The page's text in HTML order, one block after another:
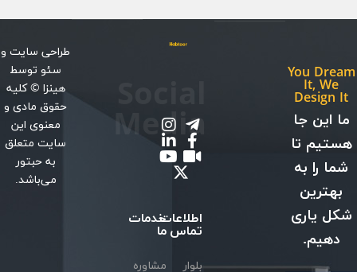
You Dream
It, We
Design It
ما این جا
هستیم تا
شما را به
بهترین
شکل یاری
دهیم.
اطلاعات
تماس
بلوار
Media
خدمات
ما
مشاوره
طراحی سایتو
سئوتوسط
هینزا © کلیه
حقوق مادی و
معنوی این
سایت متعلق
به حبتور
می‌باشد.